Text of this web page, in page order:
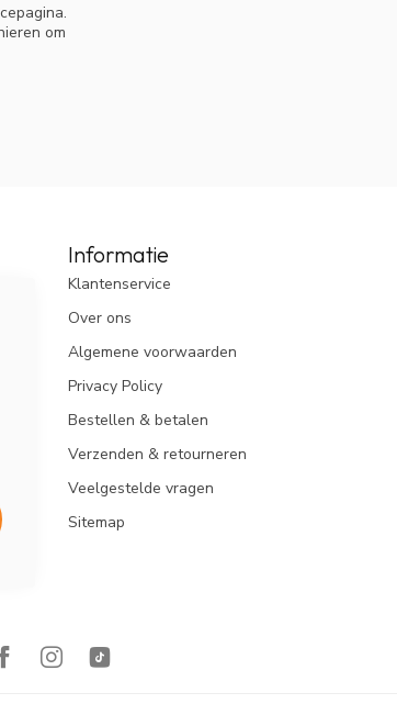
om
Informatie
Klantenservice
Over ons
Algemene voorwaarden
Privacy Policy
Bestellen & betalen
Verzenden & retourneren
Veelgestelde vragen
Sitemap